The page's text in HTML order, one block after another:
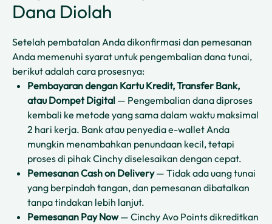
Dana Diolah
Setelah pembatalan Anda dikonfirmasi dan pemesanan
Anda memenuhi syarat untuk pengembalian dana tunai,
berikut adalah cara prosesnya:
Pembayaran dengan Kartu Kredit, Transfer Bank,
atau Dompet Digital — Pengembalian dana diproses
kembali ke metode yang sama dalam waktu maksimal
2 hari kerja. Bank atau penyedia e-wallet Anda
mungkin menambahkan penundaan kecil, tetapi
proses di pihak Cinchy diselesaikan dengan cepat.
Pemesanan Cash on Delivery— Tidak ada uang tunai
yang berpindah tangan, dan pemesanan dibatalkan
tanpa tindakan lebih lanjut.
Pemesanan Pay Now— Cinchy Avo Points dikreditkan